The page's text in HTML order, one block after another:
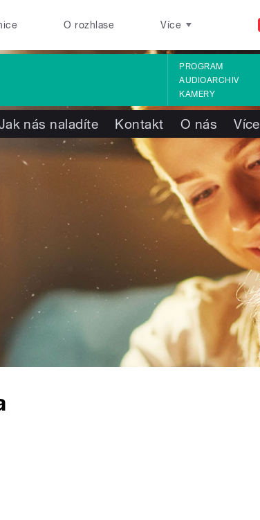
O rozhlase Více
PROGRAM
AUDIOARCHIV
KAMERY
nás naladíte Kontakt O nás Více